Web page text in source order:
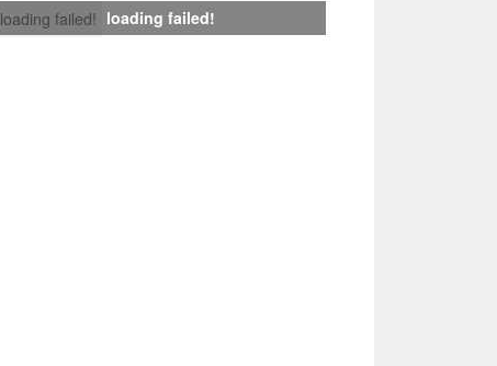
loading failed! loading failed!